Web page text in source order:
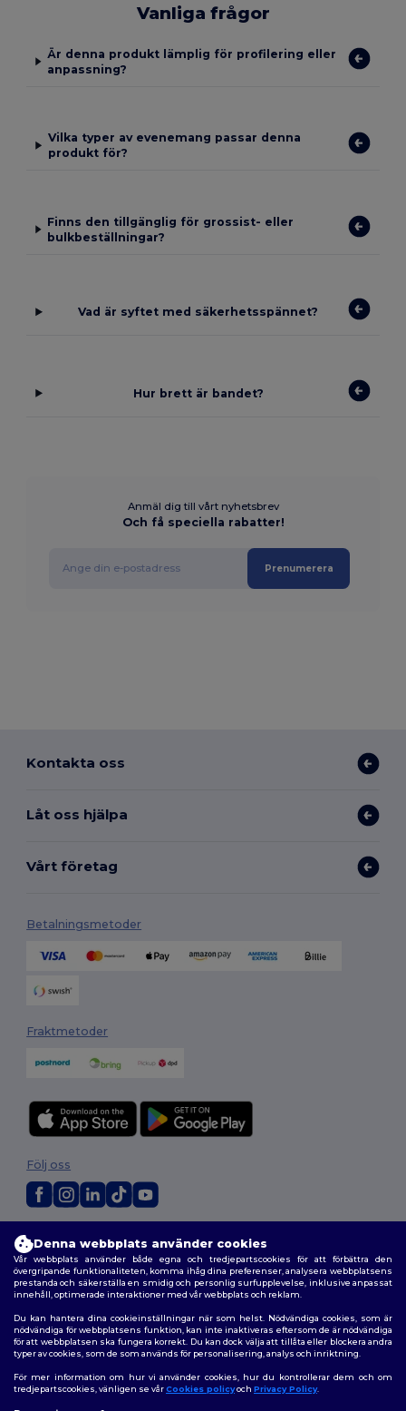
Vanliga frågor
Är denna produkt lämplig för profilering eller
anpassning?
Vilka typer av evenemang passar denna
produkt för?
Finns den tillgänglig för grossist- eller
bulkbeställningar?
Vad är syftet med säkerhetsspännet?
Hur brett är bandet?
Anmäl dig till vårt nyhetsbrev
Och få speciella rabatter!
Prenumerera
Kontakta oss
Låt oss hjälpa
Vårt företag
Betalningsmetoder
Fraktmetoder
Allmänna Villkor
|Anpassad policy
|Karta över webbplatsen
Följ oss
Denna webbplats använder cookies
Vår webbplats använder både egna och tredjepartscookies för att förbättra den
övergripande funktionaliteten, komma ihåg dina preferenser, analysera webbplatsens
prestanda och säkerställa en smidig och personlig surfupplevelse, inklusive anpassat
innehåll, optimerade interaktioner med vår webbplats och reklam.
Du kan hantera dina cookieinställningar när som helst. Nödvändiga cookies, som är
nödvändiga för webbplatsens funktion, kan inte inaktiveras eftersom de är nödvändiga
för att webbplatsen ska fungera korrekt. Du kan dock välja att tillåta eller blockera andra
typer av cookies, som de som används för personalisering, analys och inriktning.
För mer information om hur vi använder cookies, hur du kontrollerar dem och om
tredjepartscookies, vänligen se vårCookies policyoch Privacy Policy.